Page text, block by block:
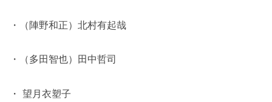
・（陣野和正）北村有起哉
・（多田智也）田中哲司
・ 望月衣塑子